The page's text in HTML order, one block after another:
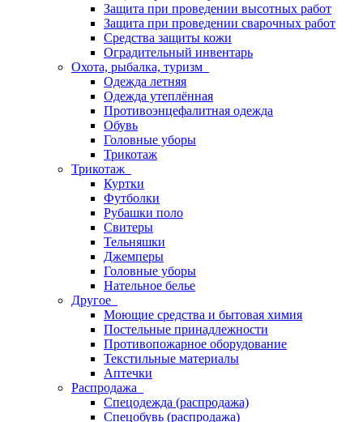
Защита при проведении высотных работ
Защита при проведении сварочных работ
Средства защиты кожи
Оградительный инвентарь
Охота, рыбалка, туризм
Одежда летняя
Одежда утеплённая
Противоэнцефалитная одежда
Обувь
Головные уборы
Трикотаж
Трикотаж
Куртки
Футболки
Рубашки поло
Свитеры
Тельняшки
Джемперы
Головные уборы
Нательное белье
Другое
Моющие средства и бытовая химия
Постельные принадлежности
Противопожарное оборудование
Текстильные материалы
Аптечки
Распродажа
Спецодежда (распродажа)
Спецобувь (распродажа)